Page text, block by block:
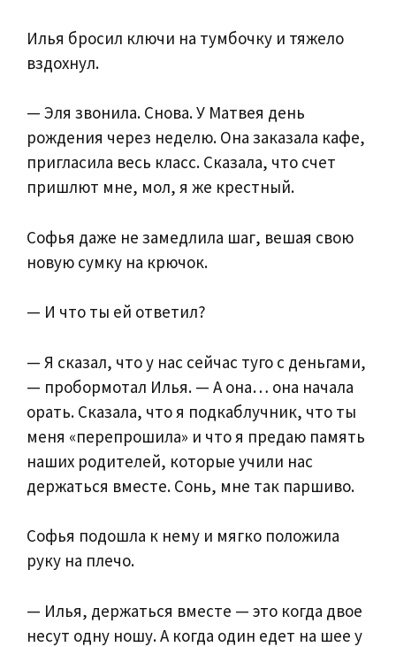
Илья бросил ключи на тумбочку и тяжело
вздохнул.
— Эля звонила. Снова. У Матвея день
рождения через неделю. Она заказала кафе,
пригласила весь класс. Сказала, что счет
пришлют мне, мол, я же крестный.
Софья даже не замедлила шаг, вешая свою
новую сумку на крючок.
— И что ты ей ответил?
— Я сказал, что у нас сейчас туго с деньгами,
— пробормотал Илья. — А она… она начала
орать. Сказала, что я подкаблучник, что ты
меня «перепрошила» и что я предаю память
наших родителей, которые учили нас
держаться вместе. Сонь, мне так паршиво.
Софья подошла к нему и мягко положила
руку на плечо.
— Илья, держаться вместе — это когда двое
несут одну ношу. А когда один едет на шее у